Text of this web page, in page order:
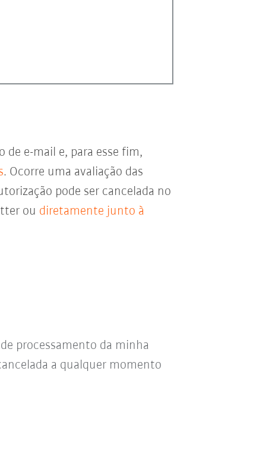
de e-mail e, para esse fim,
. Ocorre uma avaliação das
pode ser cancelada no
ou diretamente junto à
processamento da minha
a qualquer momento